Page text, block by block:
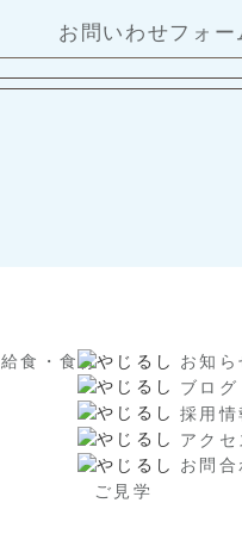
お問いわせフォー
給食・食育
お知ら
ブログ
採用情
アクセ
お問合
ご見学